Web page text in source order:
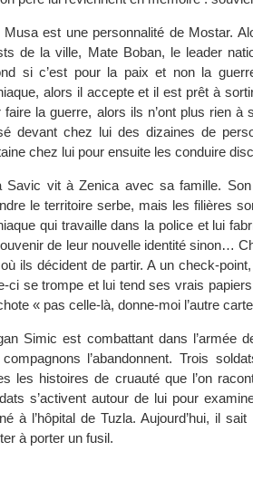
Musa est une personnalité de Mostar.
de la ville, Mate Boban, le leader
si c’est pour la paix et non la
alors il accepte et il est prêt à
faire la guerre, alors ils n’ont plus rien
devant chez lui des dizaines de
chez lui pour ensuite les conduire
Savic vit à Zenica avec sa famille.
le territoire serbe, mais les filières
qui travaille dans la police et lui
de leur nouvelle identité sinon…
ils décident de partir. A un check-
ci se trompe et lui tend ses vrais
« pas celle-là, donne-moi l’autre
Simic est combattant dans l’armée
l’abandonnent. Trois
les histoires de cruauté que l’on
s’activent autour de lui pour
à l’hôpital de Tuzla. Aujourd’hui, il
à porter un fusil.